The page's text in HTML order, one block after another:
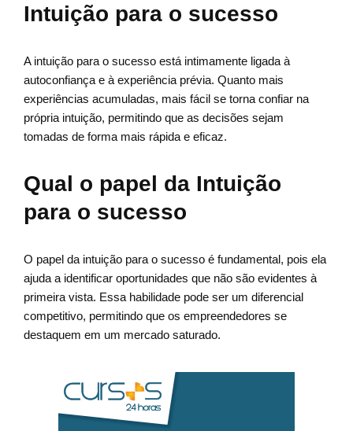
Intuição para o sucesso
A intuição para o sucesso está intimamente ligada à
autoconfiança e à experiência prévia. Quanto mais
experiências acumuladas, mais fácil se torna confiar na
própria intuição, permitindo que as decisões sejam
tomadas de forma mais rápida e eficaz.
Qual o papel da Intuição
para o sucesso
O papel da intuição para o sucesso é fundamental, pois ela
ajuda a identificar oportunidades que não são evidentes à
primeira vista. Essa habilidade pode ser um diferencial
competitivo, permitindo que os empreendedores se
destaquem em um mercado saturado.